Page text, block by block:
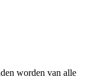
worden van alle